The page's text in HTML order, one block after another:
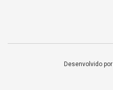
Desenvolvido por